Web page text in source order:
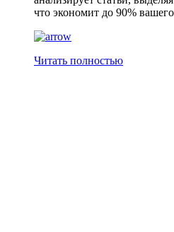
что экономит до 90%
Читать полностью